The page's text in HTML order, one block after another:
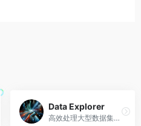
Data Explorer
高效处理大型数据集和世界银行API数据查询。